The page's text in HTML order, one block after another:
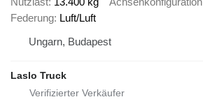
Federung Luft/Luft
Ungarn, Budapest
Laslo Truck